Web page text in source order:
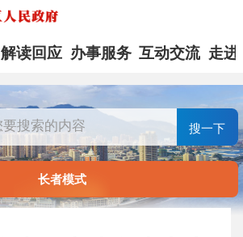
解读回应 办事服务 互动交流 走进
搜一下
长者模式